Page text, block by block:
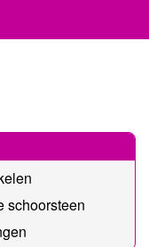
schoorsteen